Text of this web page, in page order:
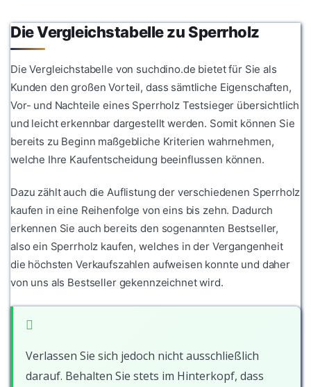
Die Vergleichstabelle zu Sperrholz
Die Vergleichstabelle von suchdino.de bietet für Sie als
Kunden den großen Vorteil, dass sämtliche Eigenschaften,
Vor- und Nachteile eines Sperrholz Testsieger übersichtlich
und leicht erkennbar dargestellt werden. Somit können Sie
bereits zu Beginn maßgebliche Kriterien wahrnehmen,
welche Ihre Kaufentscheidung beeinflussen können.
Dazu zählt auch die Auflistung der verschiedenen Sperrholz
kaufen in eine Reihenfolge von eins bis zehn. Dadurch
erkennen Sie auch bereits den sogenannten Bestseller,
also ein Sperrholz kaufen, welches in der Vergangenheit
die höchsten Verkaufszahlen aufweisen konnte und daher
von uns als Bestseller gekennzeichnet wird.
Verlassen Sie sich jedoch nicht ausschließlich
darauf. Behalten Sie stets im Hinterkopf, dass